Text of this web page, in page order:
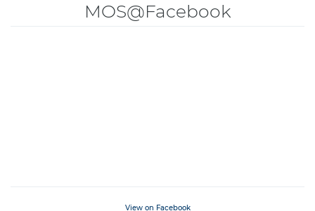
MOS@Facebook
View on Facebook